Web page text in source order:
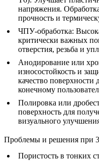
напряжения.
прочность и
ЧПУ-обработка:
критически важных
отверстия, резьба и
Анодирование или
износостойкость и
качество
конечному
Полировка или
поверхность для
визуального
Проблемы и решения при
Пористость в тонких